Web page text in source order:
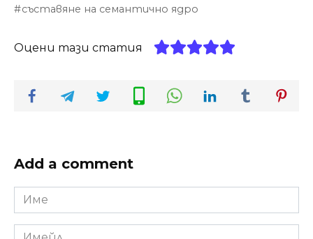
съставяне на семантично ядро
Оцени тази статия
Add a comment
Име
*
Имейл